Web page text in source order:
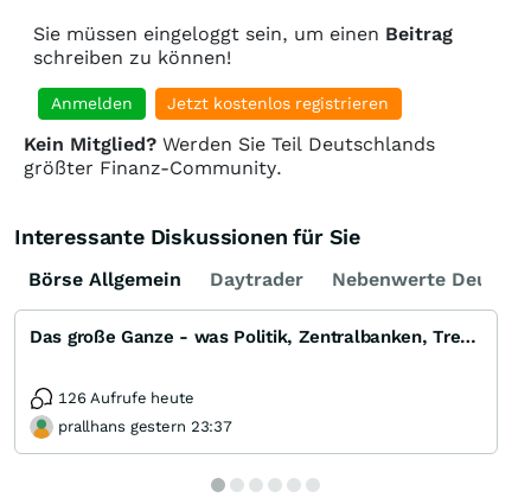
Sie müssen eingeloggt sein, um einen Beitrag
schreiben zu können!
Anmelden Jetzt kostenlos registrieren
Kein Mitglied? Werden Sie Teil Deutschlands
größter Finanz-Community.
Interessante Diskussionen für Sie
Börse Allgemein Daytrader Nebenwerte
Das große Ganze - was Politik, Zentralbanken, Trends, Medien und Gesellschaft mit Aktien, Rohstoffen
126 Aufrufe heute
prallhans gestern 23:37